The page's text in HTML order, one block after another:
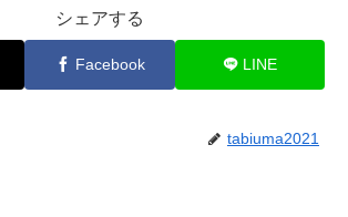
シェアする
Facebook LINE
tabiuma2021